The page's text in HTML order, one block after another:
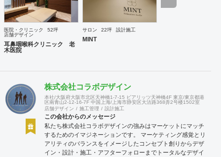
医院・クリニック
52坪
店舗デザイン
耳鼻咽喉科クリニック 老
木医院
サロン 22坪 設計施工
MINT
株式会社コラボデザイン
本社/大阪府大阪市北区天神橋1-7-15 ビアリッツ天神橋4F 東京/東京都港
区南青山2-12-16-7F 中国上海/上海市静安区大沽路368弄2号楼1502室
店舗デザイン
施工管理 設計施工
この会社からのメッセージ
私たち株式会社コラボデザインの強みはマーケットにマッチ
するためのイマジネーションです。 マーケティング感覚とリ
アリティのバランスをイメージしたコンセプト創りからデザ
イン・設計・施工・アフターフォローまでトータルなデザイ